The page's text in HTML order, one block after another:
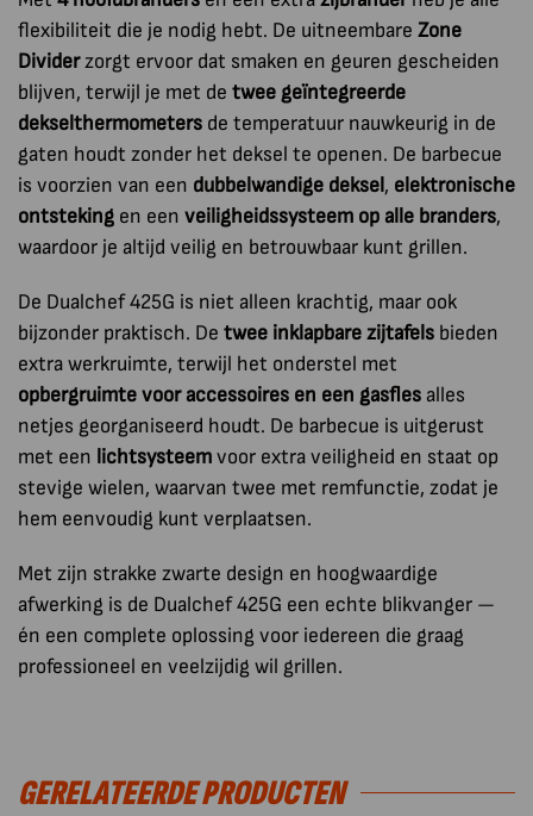
flexibiliteit die je nodig hebt. De uitneembare Zone
Dividerzorgt ervoor dat smaken en geuren gescheiden
blijven, terwijl je met de twee geïntegreerde
dekselthermometers de temperatuur nauwkeurig in de
gaten houdt zonder het deksel te openen. De barbecue
is voorzien van een dubbelwandige deksel, elektronische
ontsteking en een veiligheidssysteem op alle branders,
waardoor je altijd veilig en betrouwbaar kunt grillen.
De Dualchef 425G is niet alleen krachtig, maar ook
bijzonder praktisch. De twee inklapbare zijtafels bieden
extra werkruimte, terwijl het onderstel met
opbergruimte voor accessoires en een gasfles alles
netjes georganiseerd houdt. De barbecue is uitgerust
met een lichtsysteemvoor extra veiligheid en staat op
stevige wielen, waarvan twee met remfunctie, zodat je
hem eenvoudig kunt verplaatsen.
Met zijn strakke zwarte design en hoogwaardige
afwerking is de Dualchef 425G een echte blikvanger —
én een complete oplossing voor iedereen die graag
professioneel en veelzijdig wil grillen.
GERELATEERDE PRODUCTEN